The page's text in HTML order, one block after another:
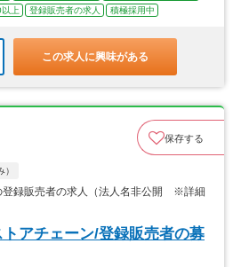
上 登録販売者の求人 積極採用中
この求人に興味がある
保存する
登録販売者の求人（法人名非公開 ※詳細
アチェーン/登録販売者の募